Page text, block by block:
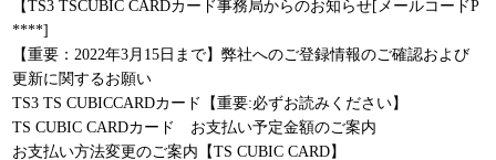
【TS3 TSCUBIC CARDカード事務局からのお知らせ[メールコードP
****]
【重要：2022年3月15日まで】弊社へのご登録情報のご確認および
更新に関するお願い
TS3 TS CUBICCARDカード【重要:必ずお読みください】
TS CUBIC CARDカード お支払い予定金額のご案内
お支払い方法変更のご案内【TS CUBIC CARD】